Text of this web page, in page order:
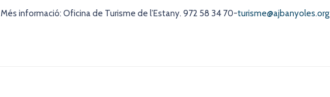
Més informació: Oficina de Turisme de l’Estany. 972 58 34 70-turisme@ajbanyoles.org